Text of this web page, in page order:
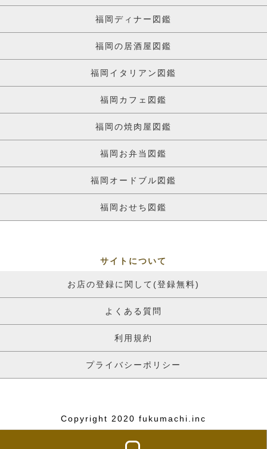
福岡ディナー図鑑
福岡の居酒屋図鑑
福岡イタリアン図鑑
福岡カフェ図鑑
福岡の焼肉屋図鑑
福岡お弁当図鑑
福岡オードブル図鑑
福岡おせち図鑑
サイトについて
お店の登録に関して(登録無料)
よくある質問
利用規約
プライバシーポリシー
Copyright 2020 fukumachi.inc